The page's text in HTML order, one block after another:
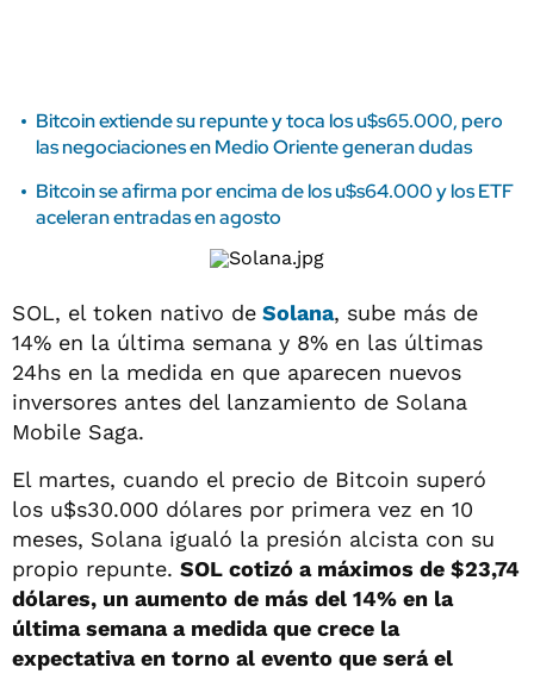
Bitcoin extiende su repunte y toca los u$s65.000, pero
las negociaciones en Medio Oriente generan dudas
Bitcoin se afirma por encima de los u$s64.000 y los ETF
aceleran entradas en agosto
SOL, el token nativo de Solana, sube más de
14% en la última semana y 8% en las últimas
24hs en la medida en que aparecen nuevos
inversores antes del lanzamiento de Solana
Mobile Saga.
El martes, cuando el precio de Bitcoin superó
los u$s30.000 dólares por primera vez en 10
meses, Solana igualó la presión alcista con su
propio repunte. SOL cotizó a máximos de $23,74
dólares, un aumento de más del 14% en la
última semana a medida que crece la
expectativa en torno al evento que será el